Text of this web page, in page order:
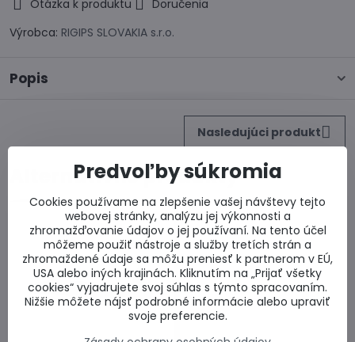
Otázka k produktu
Doručenia
Výrobca: RIGIPS SLOVAKIA s.r.o.
Popis
Nasledujúci produkt
Alternatívne produkty
Predvoľby súkromia
Cookies používame na zlepšenie vašej návštevy tejto
webovej stránky, analýzu jej výkonnosti a
zhromažďovanie údajov o jej používaní. Na tento účel
môžeme použiť nástroje a služby tretích strán a
zhromaždené údaje sa môžu preniesť k partnerom v EÚ,
USA alebo iných krajinách. Kliknutím na „Prijať všetky
cookies“ vyjadrujete svoj súhlas s týmto spracovaním.
Nižšie môžete nájsť podrobné informácie alebo upraviť
svoje preferencie.